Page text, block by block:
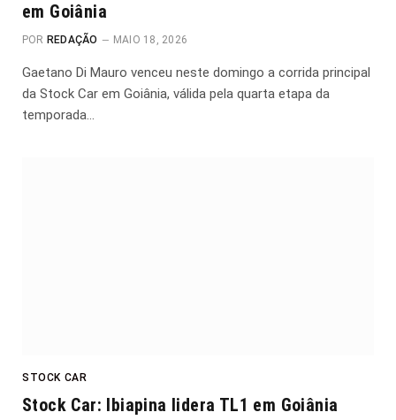
em Goiânia
POR REDAÇÃO MAIO 18, 2026
Gaetano Di Mauro venceu neste domingo a corrida principal
da Stock Car em Goiânia, válida pela quarta etapa da
temporada…
STOCK CAR
Stock Car: Ibiapina lidera TL1 em Goiânia